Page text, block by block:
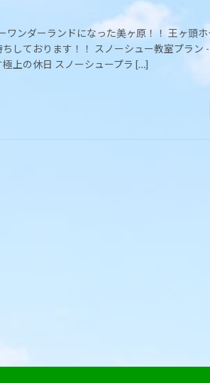
ワンダーランドになった美ヶ原！！ 王ヶ頭
しております！！ スノーシュー教室プラン
上の休日 スノーシュープラ […]